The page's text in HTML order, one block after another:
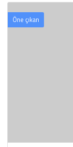
Öne çıkan